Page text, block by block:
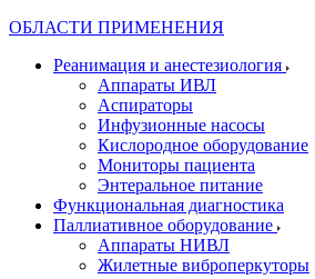
ОБЛАСТИ ПРИМЕНЕНИЯ
Реанимация и анестезиология
Аппараты ИВЛ
Аспираторы
Инфузионные насосы
Кислородное оборудование
Мониторы пациента
Энтеральное питание
Функциональная диагностика
Паллиативное оборудование
Аппараты НИВЛ
Жилетные виброперкуторы